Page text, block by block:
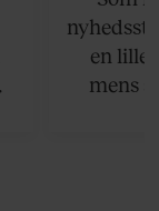
en lille
mens